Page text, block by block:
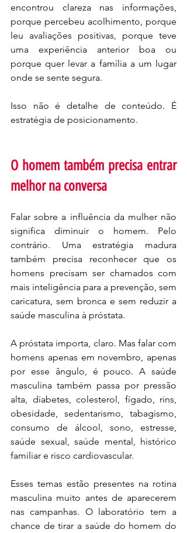
encontrou clareza nas informações,
porque percebeu acolhimento, porque
leu avaliações positivas, porque teve
uma experiência anterior boa ou
porque quer levar a família a um lugar
onde se sente segura.
Isso não é detalhe de conteúdo. É
estratégia de posicionamento.
O homem também precisa entrar
melhor na conversa
Falar sobre a influência da mulher não
significa diminuir o homem. Pelo
contrário. Uma estratégia madura
também precisa reconhecer que os
homens precisam ser chamados com
mais inteligência para a prevenção, sem
caricatura, sem bronca e sem reduzir a
saúde masculina à próstata.
A próstata importa, claro. Mas falar com
homens apenas em novembro, apenas
por esse ângulo, é pouco. A saúde
masculina também passa por pressão
alta, diabetes, colesterol, fígado, rins,
obesidade, sedentarismo, tabagismo,
consumo de álcool, sono, estresse,
saúde sexual, saúde mental, histórico
familiar e risco cardiovascular.
Esses temas estão presentes na rotina
masculina muito antes de aparecerem
nas campanhas. O laboratório tem a
chance de tirar a saúde do homem do